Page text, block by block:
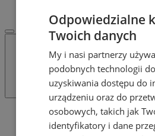
Tag: zabezpieczenia online
Odpowiedzialne
Twoich danych
My i nasi partnerzy
podobnych technologii
uzyskiwania dostępu do
urządzeniu oraz do
osobowych, takich jak
identyfikatory i dane